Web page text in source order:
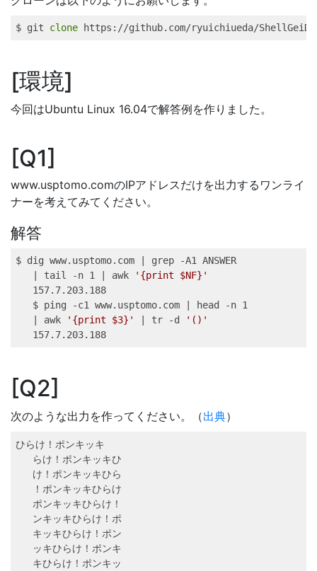
$ git clone https://github.com/ryuichiueda/
環境
今回はUbuntu Linux 16.04で解答例を作りました。
Q1
www.usptomo.comのIPアドレスだけを出力するワンライ
ナーを考えてみてください。
解答
$ dig www.usptomo.com grep -A1 ANSWER
tail -n 1 awk
'{print $NF}'
157.7.203.188
$ ping -c1 www.usptomo.com head
-n 1
awk '{print $3}' tr -d
'()'
157.7.203.188
Q2
次のような出力を作ってください。（出典）
ひらけ！ポンキッキ
らけ！ポンキッキひ
け！ポンキッキひら
！ポンキッキひらけ
ポンキッキひらけ！
ンキッキひらけ！ポ
キッキひらけ！ポン
ッキひらけ！ポンキ
キひらけ！ポンキッ